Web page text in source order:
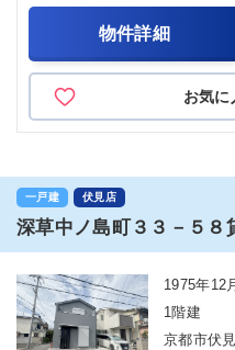
物件詳細
お気に
一戸建 伏見店
深草中ノ島町３３－５８
1975年12
1階建
京都市伏